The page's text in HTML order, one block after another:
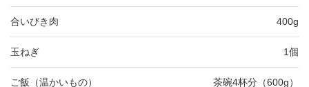
合いびき肉 400g
玉ねぎ 1個
ご飯（温かいもの） 茶碗4杯分（600g）